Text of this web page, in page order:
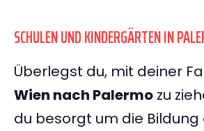
SCHULEN UND KINDERGÄRTEN IN
Überlegst du, mit deiner
Wien nach Palermo zu
du besorgt um die Bildung